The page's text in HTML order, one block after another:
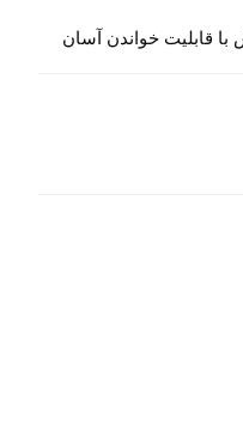
با قابلیت خواندن آسان